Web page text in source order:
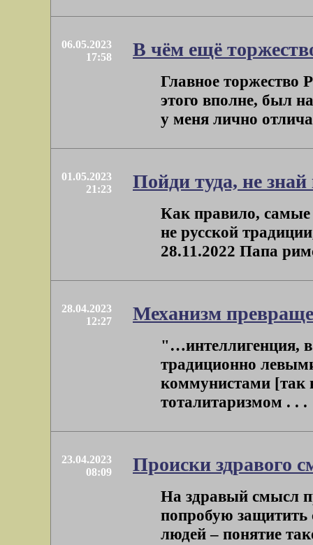
06.05.2023
17:58
В чём ещё
Главное торжество
этого вполне, был
у меня лично
01.05.2023
21:23
Пойди туда, не
Как правило, самые
не русской
28.11.2022 Папа
28.04.2023
12:27
Механизм
"…интеллигенция, в
традиционно
коммунистами [так
тоталитаризмом . . .
23.04.2023
08:09
Происки здравого
На здравый смысл
попробую защитить
людей – понятие